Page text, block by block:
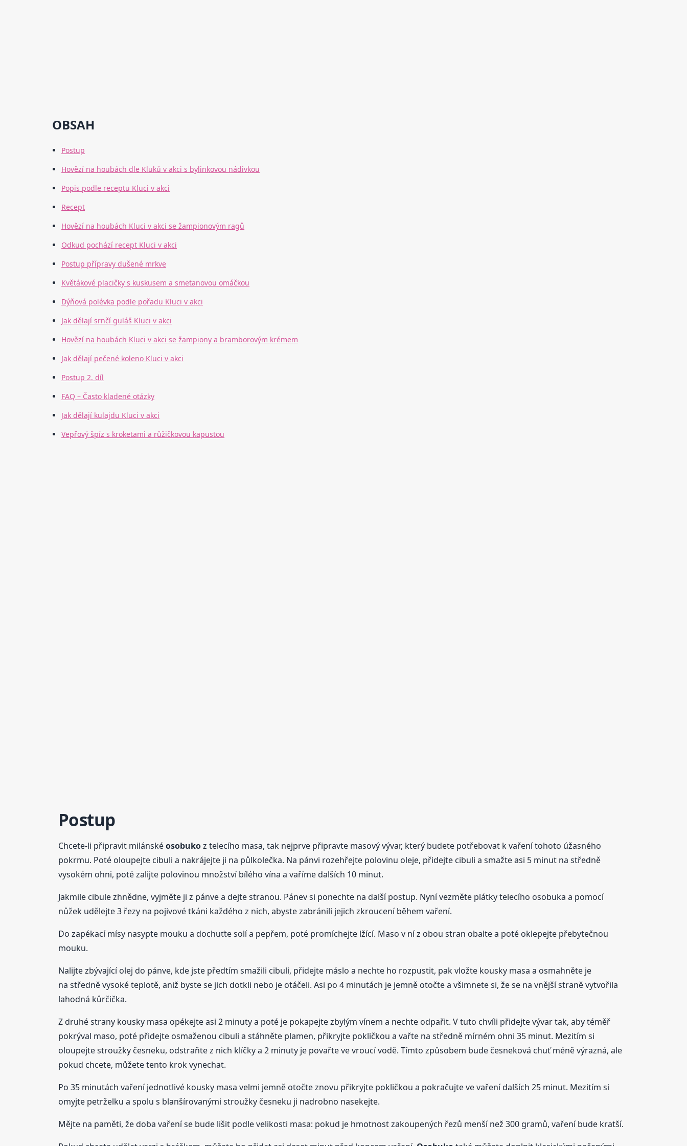
OBSAH
Postup
Hovězí na houbách dle Kluků v akci s bylinkovou nádivkou
Popis podle receptu Kluci v akci
Recept
Hovězí na houbách Kluci v akci se žampionovým ragů
Odkud pochází recept Kluci v akci
Postup přípravy dušené mrkve
Květákové placičky s kuskusem a smetanovou omáčkou
Dýňová polévka podle pořadu Kluci v akci
Jak dělají srnčí guláš Kluci v akci
Hovězí na houbách Kluci v akci se žampiony a bramborovým krémem
Jak dělají pečené koleno Kluci v akci
Postup 2. díl
FAQ – Často kladené otázky
Jak dělají kulajdu Kluci v akci
Vepřový špíz s kroketami a růžičkovou kapustou
Postup
Chcete-li připravit milánskéosobukoz telecího masa, tak nejprve připravte masový vývar, který budete potřebovat k vaření tohoto úžasného
pokrmu. Poté oloupejte cibuli a nakrájejte ji na půlkolečka. Na pánvi rozehřejte polovinu oleje, přidejte cibuli a smažte asi 5 minut na středně
vysokém ohni, poté zalijte polovinou množství bílého vína a vaříme dalších 10 minut.
Jakmile cibule zhnědne, vyjměte ji z pánve a dejte stranou. Pánev si ponechte na další postup. Nyní vezměte plátky telecího osobuka a pomocí
nůžek udělejte 3 řezy na pojivové tkáni každého z nich, abyste zabránili jejich zkroucení během vaření.
Do zapékací mísy nasypte mouku a dochuťte solí a pepřem, poté promíchejte lžící. Maso v ní z obou stran obalte a poté oklepejte přebytečnou
mouku.
Nalijte zbývající olej do pánve, kde jste předtím smažili cibuli, přidejte máslo a nechte ho rozpustit, pak vložte kousky masa a osmahněte je
na středně vysoké teplotě, aniž byste se jich dotkli nebo je otáčeli. Asi po 4 minutách je jemně otočte a všimnete si, že se na vnější straně vytvořila
lahodná kůrčička.
Z druhé strany kousky masa opékejte asi 2 minuty a poté je pokapejte zbylým vínem a nechte odpařit. V tuto chvíli přidejte vývar tak, aby téměř
pokrýval maso, poté přidejte osmaženou cibuli a stáhněte plamen, přikryjte pokličkou a vařte na středně mírném ohni 35 minut. Mezitím si
oloupejte stroužky česneku, odstraňte z nich klíčky a 2 minuty je povařte ve vroucí vodě. Tímto způsobem bude česneková chuť méně výrazná, ale
pokud chcete, můžete tento krok vynechat.
Po 35 minutách vaření jednotlivé kousky masa velmi jemně otočte znovu přikryjte pokličkou a pokračujte ve vaření dalších 25 minut. Mezitím si
omyjte petrželku a spolu s blanšírovanými stroužky česneku ji nadrobno nasekejte.
Mějte na paměti, že doba vaření se bude lišit podle velikosti masa: pokud je hmotnost zakoupených řezů menší než 300 gramů, vaření bude kratší.